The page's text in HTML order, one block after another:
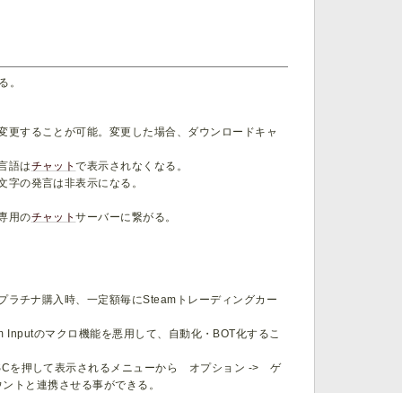
。
することが可能。変更した場合、ダウンロードキャ
語はチャットで表示されなくなる。
の発言は非表示になる。
用のチャットサーバーに繋がる。
ラチナ購入時、一定額毎にSteamトレーディングカー
のマクロ機能を悪用して、自動化・BOT化するこ
を押して表示されるメニューから オプション -> ゲ
トと連携させる事ができる。